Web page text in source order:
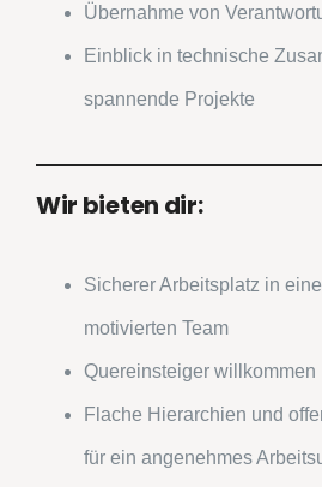
Übernahme von
Einblick in technische
spannende Projekte
Wir bieten dir:
Sicherer Arbeitsplatz in
motivierten Team
Quereinsteiger willkommen
Flache Hierarchien und
für ein angenehmes